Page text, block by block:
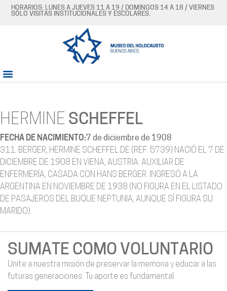
HORARIOS: LUNES A JUEVES 11 A 19 / DOMINGOS 14 A 18 / VIERNES
SÓLO VISITAS INSTITUCIONALES Y ESCOLARES.
HERMINE SCHEFFEL
FECHA DE NACIMIENTO:7 de diciembre de 1908
311. BERGER, HERMINE SCHEFFEL DE (REF. 5739) NACIÓ EL 7 DE
DICIEMBRE DE 1908 EN VIENA, AUSTRIA. AUXILIAR DE
ENFERMERÍA, CASADA CON HANS BERGER. INGRESÓ A LA
ARGENTINA EN NOVIEMBRE DE 1938 (NO FIGURA EN EL LISTADO
DE PASAJEROS DEL BUQUE NEPTUNIA, AUNQUE SÍ FIGURA SU
MARIDO).
SUMATE COMO VOLUNTARIO
Unite a nuestra misión de preservar la memoria y educar a las
futuras generaciones. Tu aporte es fundamental.